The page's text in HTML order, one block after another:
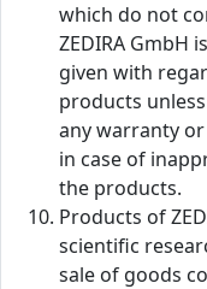
which do not
ZEDIRA GmbH
given with
products
any warranty
in case of
the products.
Products of
scientific
sale of goods